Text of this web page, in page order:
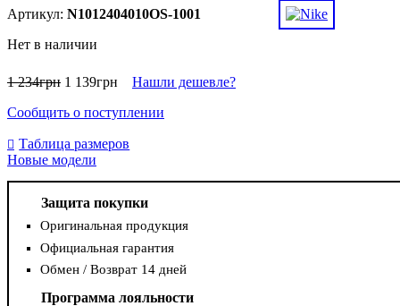
N1012404010OS-1001
Нет в наличии
1 234грн 1 139грн
Нашли дешевле?
Сообщить о поступлении
Таблица размеров
Новые модели
Защита покупки
Оригинальная продукция
Официальная гарантия
Обмен / Возврат 14 дней
Программа лояльности